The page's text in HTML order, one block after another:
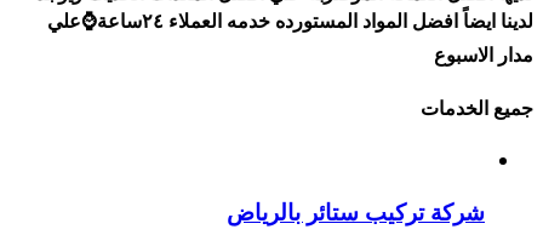
لدينا ايضاً افضل المواد المستورده خدمه العملاء ٢٤ساعة⌚علي
مدار الاسبوع
جميع الخدمات
شركة تركيب ستائر بالرياض